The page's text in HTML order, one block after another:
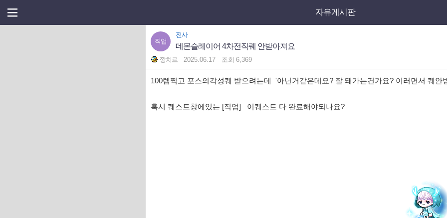
자유게시판
직업
전사
데몬슬레이어 4차전직퀘 안받아져요
깡치르 2025.06.17 조회 6,369
100렙찍고 포스의각성퀘 받으려는데 '아닌거같은데요? 잘 돼가는건가요? 이러면서 퀘안
혹시 퀘스트창에있는 [직업] 이퀘스트 다 완료해야되나요?